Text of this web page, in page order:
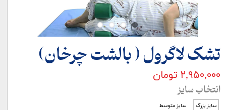
تشک لاگرول ( بالشت چرخان)
۲,۹۵۰,۰۰۰ تومان
انتخاب سایز
سایز بزرگ سایز متوسط